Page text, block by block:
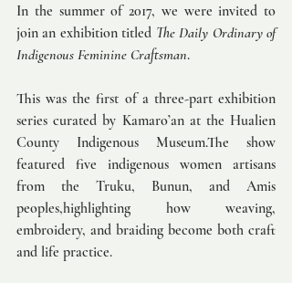
In the summer of 2017, we were invited to
join an exhibition titled The Daily Ordinary of
Indigenous Feminine Craftsman.
This was the first of a three-part exhibition
series curated by Kamaro’an at the Hualien
County Indigenous Museum.The show
featured five indigenous women artisans
from the Truku, Bunun, and Amis
peoples,highlighting how weaving,
embroidery, and braiding become both craft
and life practice.